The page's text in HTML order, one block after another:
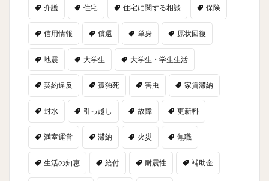
介護 住宅 住宅に関する相談 保険
信用情報 償還 単身 原状回復
地震 大学生 大学生・学生生活
契約違反 孤独死 害虫 家賃滞納
封水 引っ越し 故障 更新料
満室運営 滞納 火災 無職
生活の知恵 給付 耐震性 補助金